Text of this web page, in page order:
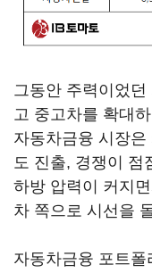
그동안 주력이었던
고 중고차를 확대
자동차금융 시장
도 진출, 경쟁이 점
하방 압력이 커지
차 쪽으로 시선을
자동차금융 포트